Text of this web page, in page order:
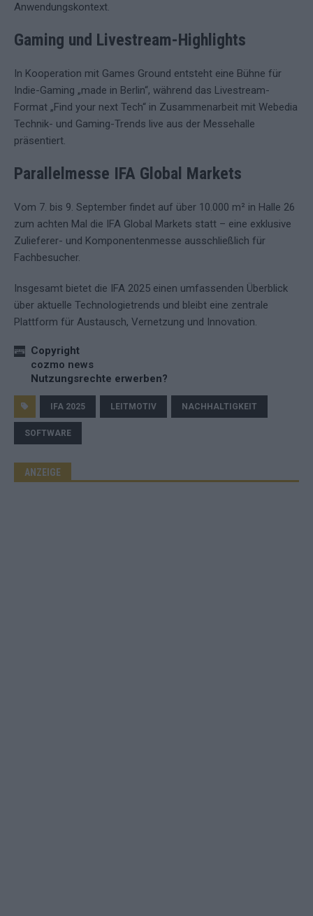
Anwendungskontext.
Gaming und Livestream-Highlights
In Kooperation mit Games Ground entsteht eine Bühne für
Indie-Gaming „made in Berlin“, während das Livestream-
Format „Find your next Tech“ in Zusammenarbeit mit Webedia
Technik- und Gaming-Trends live aus der Messehalle
präsentiert.
Parallelmesse IFA Global Markets
Vom 7. bis 9. September findet auf über 10.000 m² in Halle 26
zum achten Mal die IFA Global Markets statt – eine exklusive
Zulieferer- und Komponentenmesse ausschließlich für
Fachbesucher.
Insgesamt bietet die IFA 2025 einen umfassenden Überblick
über aktuelle Technologie­trends und bleibt eine zentrale
Plattform für Austausch, Vernetzung und Innovation.
Copyright
cozmo news
Nutzungsrechte erwerben?
IFA 2025 LEITMOTIV NACHHALTIGKEIT
SOFTWARE
ANZEIGE